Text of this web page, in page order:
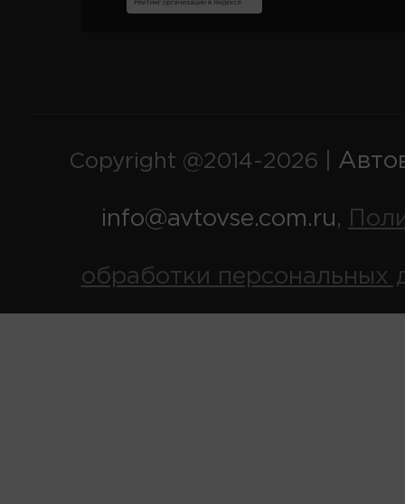
Copyright @2014-2026 |
info@avtovse.com.ru,
обработки персональных